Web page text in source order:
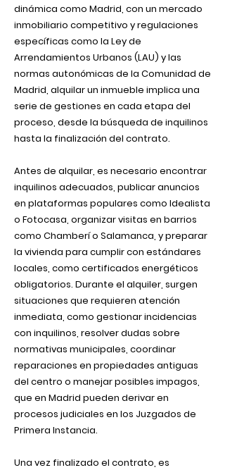
dinámica como Madrid, con un mercado
inmobiliario competitivo y regulaciones
específicas como la Ley de
Arrendamientos Urbanos (LAU) y las
normas autonómicas de la Comunidad de
Madrid, alquilar un inmueble implica una
serie de gestiones en cada etapa del
proceso, desde la búsqueda de inquilinos
hasta la finalización del contrato.
Antes de alquilar, es necesario encontrar
inquilinos adecuados, publicar anuncios
en plataformas populares como Idealista
o Fotocasa, organizar visitas en barrios
como Chamberí o Salamanca, y preparar
la vivienda para cumplir con estándares
locales, como certificados energéticos
obligatorios. Durante el alquiler, surgen
situaciones que requieren atención
inmediata, como gestionar incidencias
con inquilinos, resolver dudas sobre
normativas municipales, coordinar
reparaciones en propiedades antiguas
del centro o manejar posibles impagos,
que en Madrid pueden derivar en
procesos judiciales en los Juzgados de
Primera Instancia.
Una vez finalizado el contrato, es